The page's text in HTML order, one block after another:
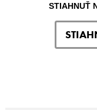
STIAHNUŤ